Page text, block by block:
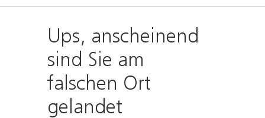
Ups, anscheinend
sind Sie am
falschen Ort
gelandet